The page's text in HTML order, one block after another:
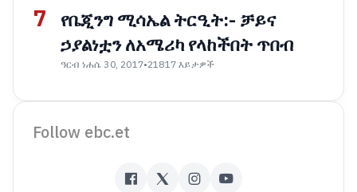
7
የቤጂንግ ሚሳኤል ትርዒት:- ቻይና
ኃያልነቷን ለአሜሪካ የላከችበት ጥበብ
ዓርብ ነሐሴ 30, 2017•21817 እይታዎች
Follow ebc.et